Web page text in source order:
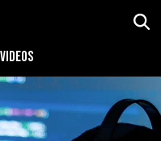
VIDEOS